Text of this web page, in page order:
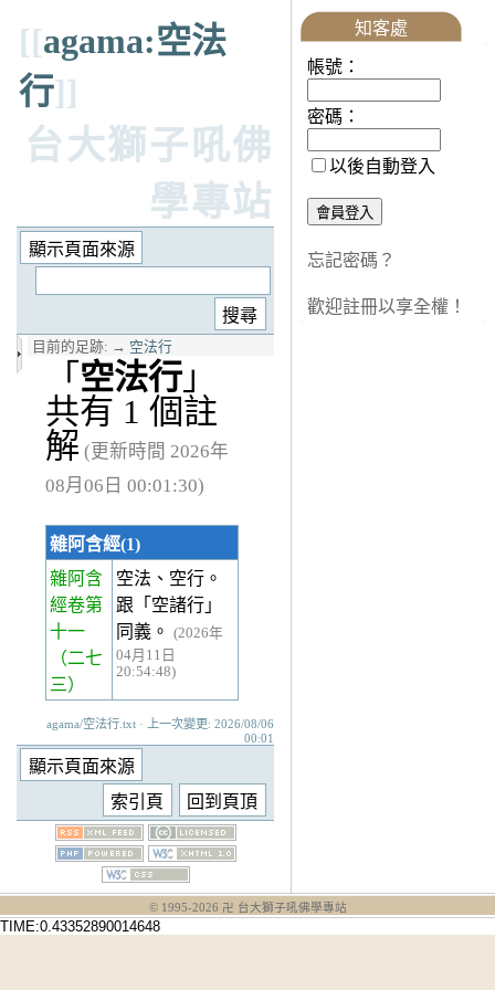
[[agama:空法
行]]
台大獅子吼佛
學專站
目前的足跡: → 空法行
「 空法行 」
共有 1 個註
解 (更新時間 2026年
08月06日 00:01:30)
雜阿含經(1)
雜阿含
經卷第
十一
（二七
三）
空法、空行。
跟「空諸行」
同義。
(2026年
04月11日
20:54:48)
agama/空法行.txt · 上一次變更: 2026/08/06
00:01
知客處
帳號：
密碼：
以後自動登入
忘記密碼？
歡迎註冊以享全權！
© 1995-2026 卍 台大獅子吼佛學專站
TIME:0.43352890014648